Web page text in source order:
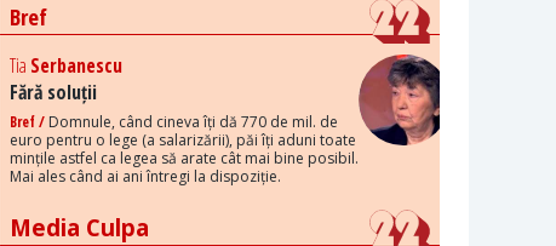
Bref
Tia Serbanescu
Fără soluții
Bref / Domnule, când cineva îți dă 770 de mil. de
euro pentru o lege (a salarizării), păi îți aduni toate
mințile astfel ca legea să arate cât mai bine posibil.
Mai ales când ai ani întregi la dispoziție.
Media Culpa